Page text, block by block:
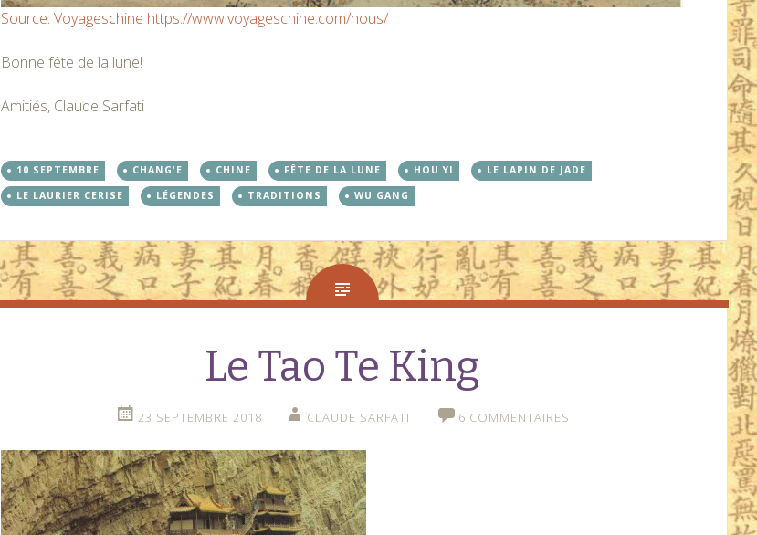
Source: Voyageschine https://www.voyageschine.com/nous/
Bonne fête de la lune!
Amitiés, Claude Sarfati
10 SEPTEMBRE CHANG'E CHINE FÊTE DE LA LUNE HOU YI
LE LAPIN DE JADE
LE LAURIER CERISE
LÉGENDES TRADITIONS WU GANG
Le Tao Te King
23 SEPTEMBRE 2018 CLAUDE SARFATI 6 COMMENTAIRES